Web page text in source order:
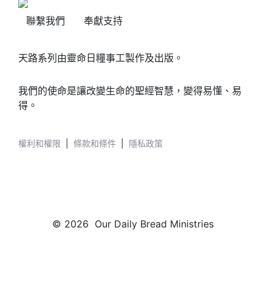
聯繫我們 奉獻支持
天路系列由靈命日糧事工製作及出版。
我們的使命是讓改變生命的聖經智慧，變得易懂、易
得。
權利和權限 條款和條件 隱私政策
© 2026 Our Daily Bread Ministries